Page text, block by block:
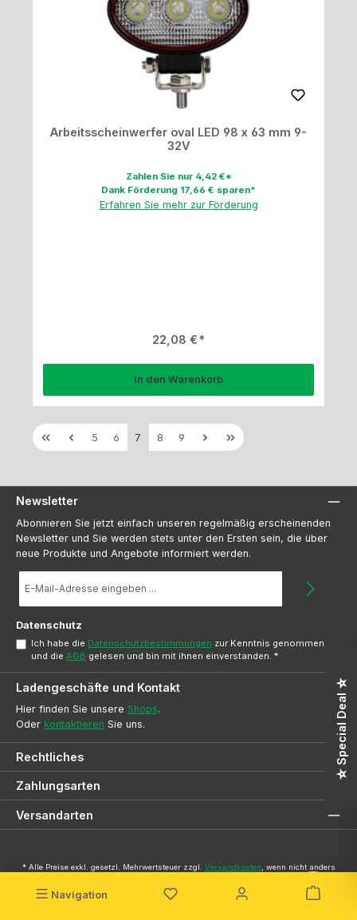
Navigation
Arbeitsscheinwerfer oval LED 98 x 63 mm 9-
32V
Zahlen Sie nur 4,42 €*
Dank Förderung 17,66 € sparen*
Erfahren Sie mehr zur Förderung
Regulärer Preis:
22,08 €
In den Warenkorb
Seite
5 Seite
6 Seite
7 Seite
8 Seite
9
Newsletter
Abonnieren Sie jetzt einfach unseren regelmäßig erscheinenden
Newsletter und Sie werden stets unter den Ersten sein, die über
neue Produkte und Angebote informiert werden.
Mail-
Adresse
Datenschutz
Ich habe die Datenschutzbestimmungen zur Kenntnis genommen
und die AGB gelesen und bin mit ihnen einverstanden.*
Ladengeschäfte und Kontakt
Hier finden Sie unsere Shops.
Oder kontaktieren Sie uns.
Rechtliches
Zahlungsarten
Versandarten
* Alle Preise exkl. gesetzl. Mehrwertsteuer zzgl. Versandkosten , wenn nicht anders
Bilder können abweichen. Verfügbarkeiten unter Vorbehalt.
© 2026 SVG-Dresden Onlineshop - Alle Rechte vorbehalten.
☆ Special Deal ☆